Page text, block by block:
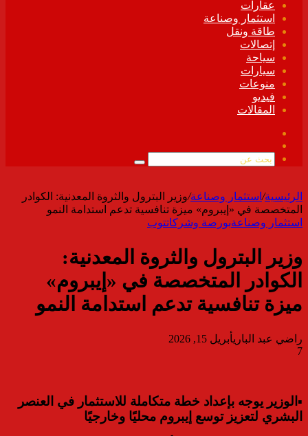
عقارات
استثمار وصناعة
طاقة ونقل
إتصالات
سياحة
سيارات
منوعات
فيديو
المقالات
الموقع
بحث
الرئيسية/ استثمار وصناعة/وزير البترول والثروة المعدنية: الكوادر
المتخصصة في «إيبروم» ميزة تنافسية تدعم استدامة النمو
استثمار وصناعةبورصة وشركاتتوب
وزير البترول والثروة المعدنية:
الكوادر المتخصصة في «إيبروم»
ميزة تنافسية تدعم استدامة النمو
راضي عبد الباريأبريل 15, 2026
7
▪︎الوزير يوجه بإعداد خطة متكاملة للاستثمار في العنصر
البشري لتعزيز توسع إيبروم محليًا وخارجيًا